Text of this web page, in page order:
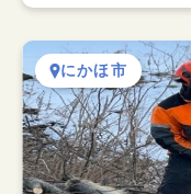
にかほ市